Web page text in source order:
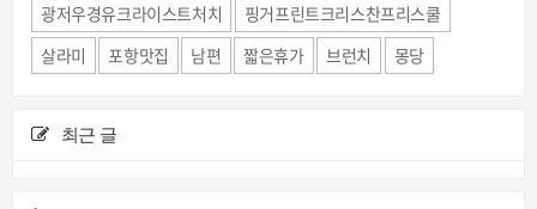
광저우경유크라이스트처치
핑거프린트크리스찬프리스쿨
살라미
포항맛집 남편 짧은휴가 브런치 몽당
최근 글